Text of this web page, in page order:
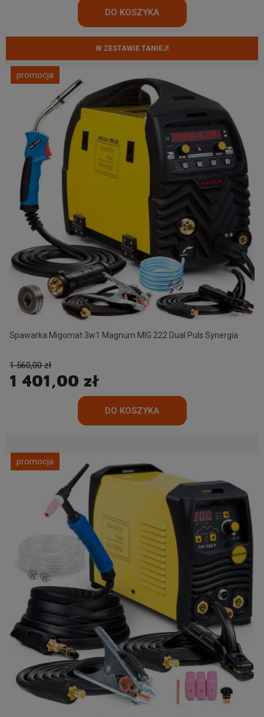
W ZESTAWIE TANIEJ!
Spawarka Migomat 3w1 Magnum MIG 222 Dual Puls Synergia
1 401,00 zł
1 560,00 zł
promocja
promocja